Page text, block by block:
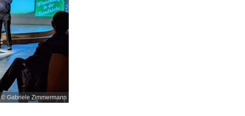
© Gabriele Zimmermann